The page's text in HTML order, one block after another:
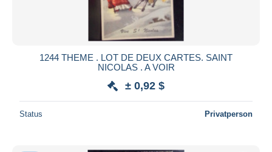
1244 THEME . LOT DE DEUX CARTES. SAINT
NICOLAS . A VOIR
± 0,92 $
Status Privatperson